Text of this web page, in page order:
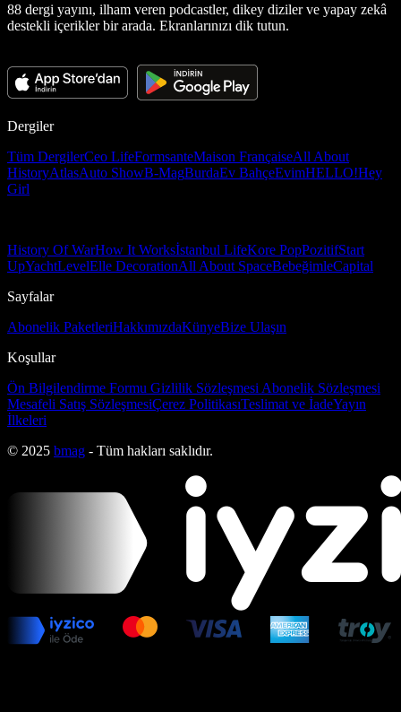
88 dergi yayını, ilham veren podcastler, dikey diziler ve yapay zekâ
destekli içerikler bir arada. Ekranlarınızı dik tutun.
Dergiler
Tüm DergilerCeo LifeFormsanteMaison FrançaiseAll About
HistoryAtlasAuto ShowB-MagBurdaEv BahçeEvimHELLO!Hey
Girl
History Of WarHow It Worksİstanbul LifeKore PopPozitifStart
UpYachtLevelElle DecorationAll About SpaceBebeğimleCapital
Sayfalar
Abonelik PaketleriHakkımızdaKünyeBize Ulaşın
Koşullar
Ön Bilgilendirme Formu Gizlilik Sözleşmesi Abonelik Sözleşmesi
Mesafeli Satış SözleşmesiÇerez PolitikasıTeslimat ve İadeYayın
İlkeleri
© 2025 bmag - Tüm hakları saklıdır.